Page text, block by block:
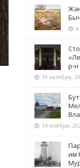
4
р-н
19 октября,
14 ноября,
им